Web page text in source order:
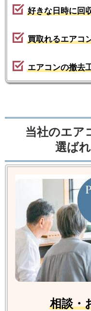
好きな日時に回
買取れるエアコ
エアコンの撤去
当社のエア
選ば
相談・